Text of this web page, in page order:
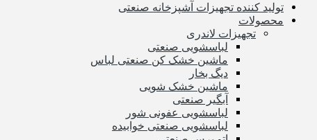
تولید کننده تجهیزات آشپزخانه صنعتی
محصولات
تجهیزات لاندری
لباسشویی صنعتی
ماشین خشک کن صنعتی لباس
دیگ بخار
ماشین خشک شویی
آبگیر صنعتی
لباسشویی عفونی شور
لباسشویی صنعتی خوابیده